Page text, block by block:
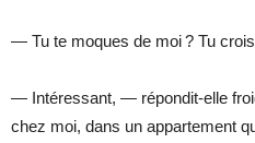
— Tu te moques de moi ? Tu
— Intéressant, — répondit-elle
chez moi, dans un appartement